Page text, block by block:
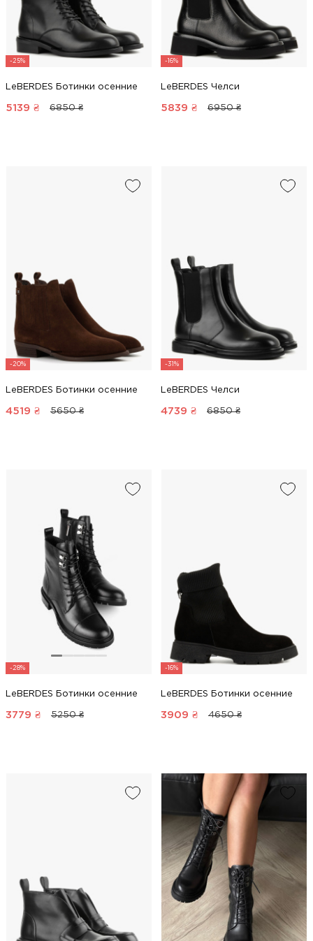
-25%
LeBERDES Ботинки осенние
5139 ₴ 6850 ₴
-16%
LeBERDES Челси
5839 ₴ 6950 ₴
-20%
LeBERDES Ботинки осенние
4519 ₴ 5650 ₴
-31%
LeBERDES Челси
4739 ₴ 6850 ₴
-28%
LeBERDES Ботинки осенние
3779 ₴ 5250 ₴
-16%
LeBERDES Ботинки осенние
3909 ₴ 4650 ₴